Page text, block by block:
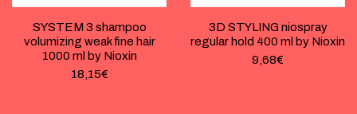
SYSTEM 3 shampoo
volumizing weak fine hair
1000 ml by Nioxin
18,15€
3D STYLING niospray
regular hold 400 ml by Nioxin
9,68€